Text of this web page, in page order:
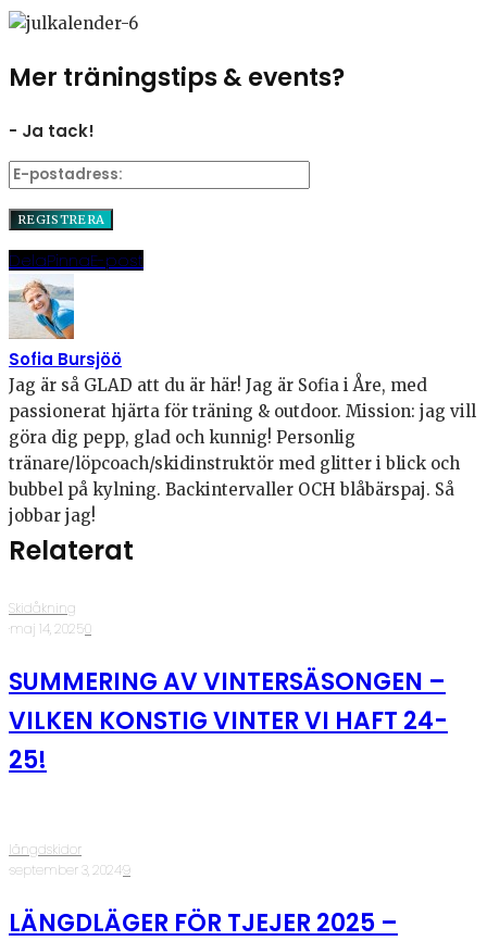
Mer träningstips & events?
- Ja tack!
DelaPinnaE-post
Sofia Bursjöö
Jag är så GLAD att du är här! Jag är Sofia i Åre, med
passionerat hjärta för träning & outdoor. Mission: jag vill
göra dig pepp, glad och kunnig! Personlig
tränare/löpcoach/skidinstruktör med glitter i blick och
bubbel på kylning. Backintervaller OCH blåbärspaj. Så
jobbar jag!
Relaterat
Skidåkning
·maj 14, 2025·0
SUMMERING AV VINTERSÄSONGEN –
VILKEN KONSTIG VINTER VI HAFT 24-
25!
längdskidor
·september 3, 2024·9
LÄNGDLÄGER FÖR TJEJER 2025 –